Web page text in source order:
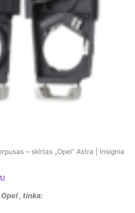
– skirtas „Opel” Astra | Insignia
, tinka: